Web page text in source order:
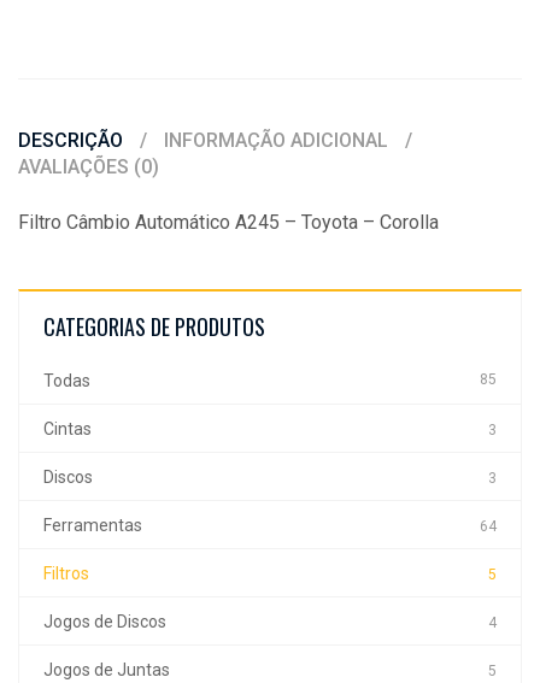
DESCRIÇÃO
INFORMAÇÃO ADICIONAL
AVALIAÇÕES (0)
Filtro Câmbio Automático A245 – Toyota – Corolla
CATEGORIAS DE PRODUTOS
Todas 85
Cintas 3
Discos 3
Ferramentas 64
Filtros 5
Jogos de Discos 4
Jogos de Juntas 5